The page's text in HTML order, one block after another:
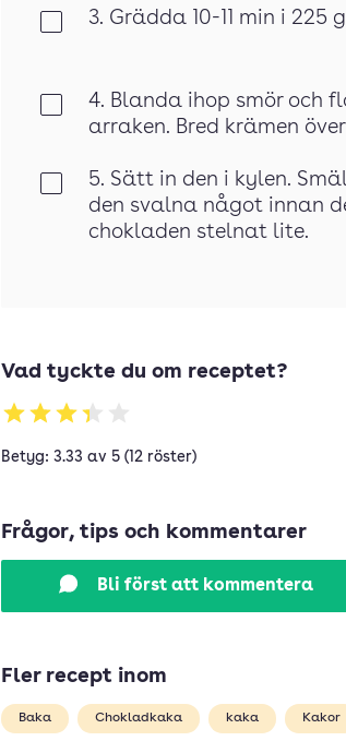
3. Grädda 10-11 min i
4. Blanda ihop smör och
arraken. Bred krämen
5. Sätt in den i kylen.
den svalna något innan
chokladen stelnat lite.
Vad tyckte du om receptet?
Betyg: 3.33 av 5 (12 röster)
Frågor, tips och kommentarer
Bli först att kommentera
Fler recept inom
Baka Chokladkaka kaka Kakor